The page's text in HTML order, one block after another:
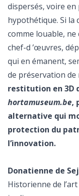
dispersés, voire
hypothétique. Si la
comme louable,
chef-d ’œuvres,
qui en émanent,
de préservation
restitution en 3D
hortamuseum.be,
alternative qui
protection du
l’innovation.
Donatienne de
Historienne de